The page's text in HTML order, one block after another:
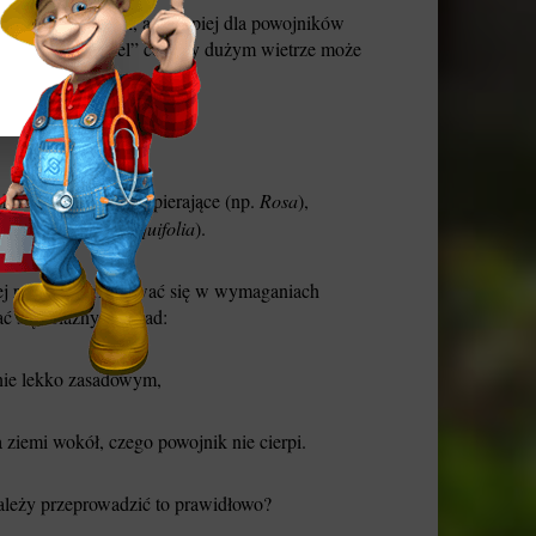
słonecznych, a najlepiej dla powojników
tworzą „żagiel” co przy dużym wietrze może
roślin. A są to: wspierające (np. Rosa),
quenquifolia).
rośliny; zorientować się w wymaganiach
się żelaznych zasad:
lekko zasadowym,
wokół, czego powojnik nie cierpi.
przeprowadzić to prawidłowo?